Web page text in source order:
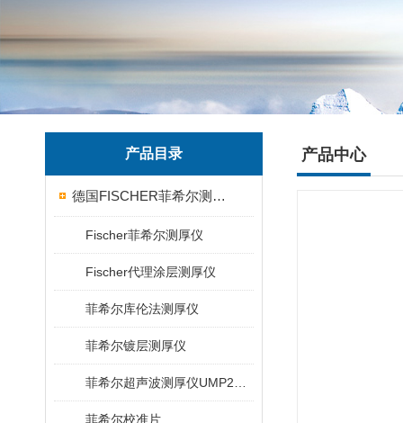
产品目录
德国FISCHER菲希尔测厚仪
Fischer菲希尔测厚仪
Fischer代理涂层测厚仪
菲希尔库伦法测厚仪
菲希尔镀层测厚仪
菲希尔校准片
产品中心